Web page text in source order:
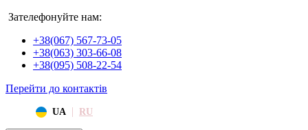
Зателефонуйте нам:
+38(067) 567-73-05
+38(063) 303-66-08
+38(095) 508-22-54
Перейти до контактів
UA | RU